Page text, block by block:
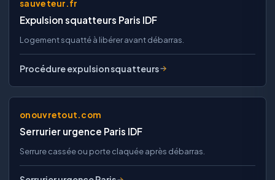
sauveteur.fr
Expulsion squatteurs Paris IDF
Logement squatté à libérer avant débarras.
Procédure expulsion squatteurs
onouvretout.com
Serrurier urgence Paris IDF
Serrure cassée ou porte claquée après débarras.